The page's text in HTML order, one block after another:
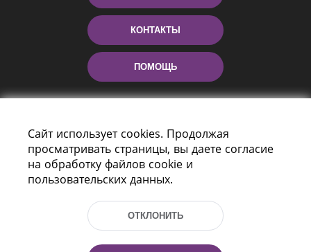
КОНТАКТЫ
ПОМОЩЬ
Пр-т Независимости 116
г. Минск, Республика Беларусь, 220114
Тел.: (+375 17) 368 37 37, Факс: (+375 17)
Сайт использует cookies. Продолжая
просматривать страницы, вы даете согласие
на обработку файлов cookie и
пользовательских данных.
ОТКЛОНИТЬ